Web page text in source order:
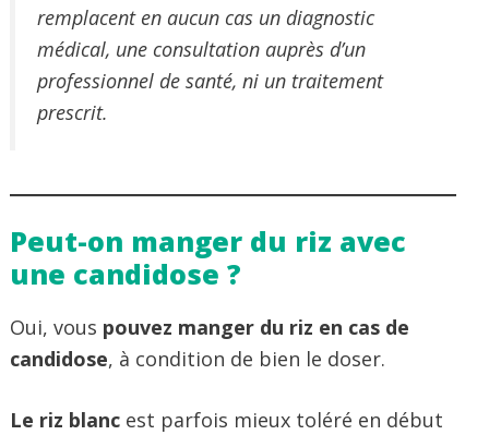
remplacent en aucun cas un diagnostic
médical, une consultation auprès d’un
professionnel de santé, ni un traitement
prescrit.
Peut-on manger du riz avec
une candidose ?
Oui, vous pouvez manger du riz en cas de
candidose, à condition de bien le doser.
Le riz blanc est parfois mieux toléré en début